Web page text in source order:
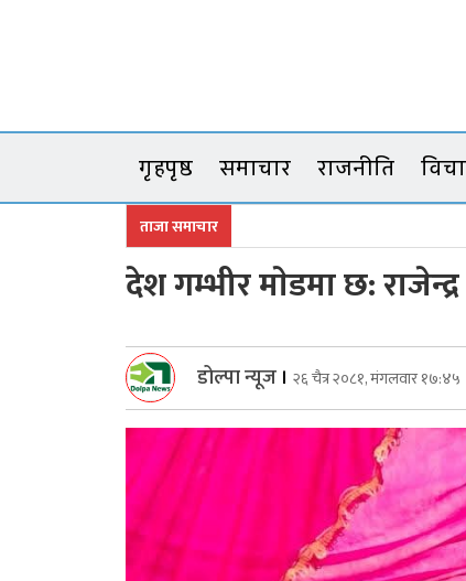
गृहपृष्ठ समाचार राजनीति
ताजा समाचार
देश गम्भीर माेडमा छ:
डोल्पा न्यूज । २६ चैत्र २०८१, मंगलवार १७:४५